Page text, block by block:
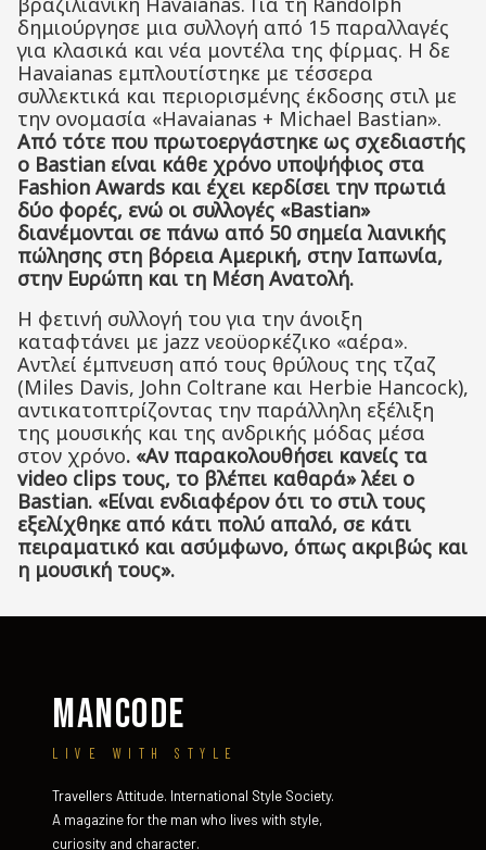
δημιούργησε μια συλλογή από 15 παραλλαγές
για κλασικά και νέα μοντέλα της φίρμας. Η δε
Havaianas εμπλουτίστηκε με τέσσερα
συλλεκτικά και περιορισμένης έκδοσης στιλ με
την ονομασία «Havaianas + Michael Bastian».
Από τότε που πρωτοεργάστηκε ως σχεδιαστής
ο Bastian είναι κάθε χρόνο υποψήφιος στα
Fashion Awards και έχει κερδίσει την πρωτιά
δύο φορές, ενώ οι συλλογές «Bastian»
διανέμονται σε πάνω από 50 σημεία λιανικής
πώλησης στη βόρεια Αμερική, στην Ιαπωνία,
στην Ευρώπη και τη Μέση Ανατολή.
Η φετινή συλλογή του για την άνοιξη
καταφτάνει με jazz νεοϋορκέζικο «αέρα».
Αντλεί έμπνευση από τους θρύλους της τζαζ
(Miles Davis, John Coltrane και Herbie Hancock),
αντικατοπτρίζοντας την παράλληλη εξέλιξη
της μουσικής και της ανδρικής μόδας μέσα
στον χρόνο. «Αν παρακολουθήσει κανείς τα
video clips τους, το βλέπει καθαρά» λέει ο
Bastian. «Είναι ενδιαφέρον ότι το στιλ τους
εξελίχθηκε από κάτι πολύ απαλό, σε κάτι
πειραματικό και ασύμφωνο, όπως ακριβώς και
η μουσική τους».
MANCODE
LIVE WITH STYLE
Travellers Attitude. International Style Society.
A magazine for the man who lives with style,
curiosity and character.